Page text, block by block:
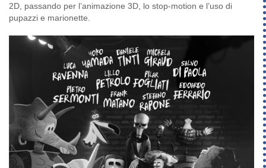
2D, passando per l’animazione 3D, lo stop-motion e l’uso di
pupazzi e marionette.